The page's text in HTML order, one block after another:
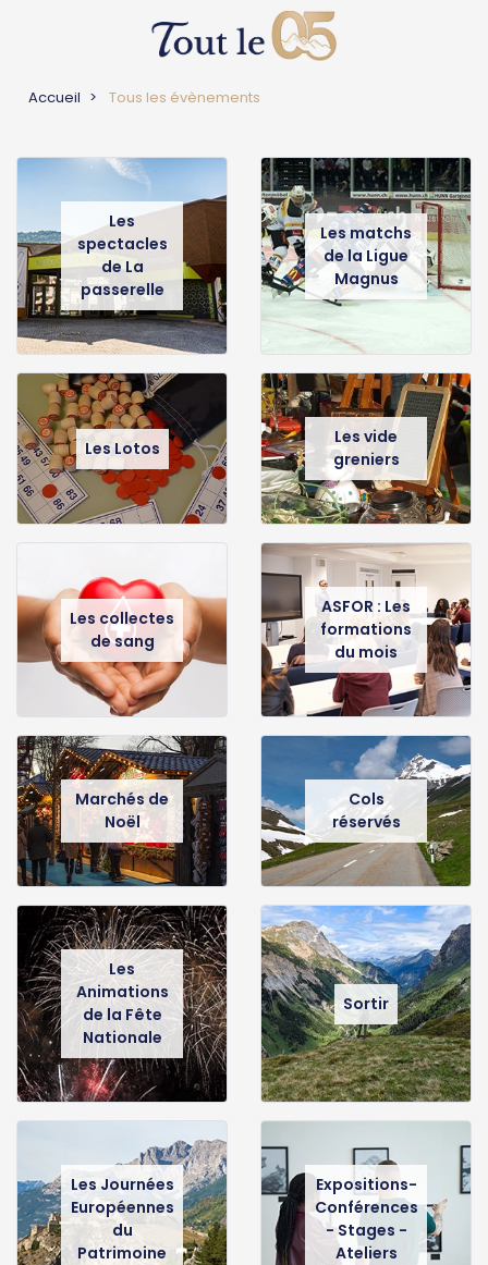
Accueil Tous les évènements
Les
spectacles
de La
passerelle
Les matchs
de la Ligue
Magnus
Les Lotos
Les vide
greniers
Les collectes
de sang
ASFOR : Les
formations
du mois
Marchés de
Noël
Cols
réservés
Les
Animations
de la Fête
Nationale
Sortir
Les Journées
Européennes
du
Patrimoine
Expositions-
Conférences
- Stages -
Ateliers